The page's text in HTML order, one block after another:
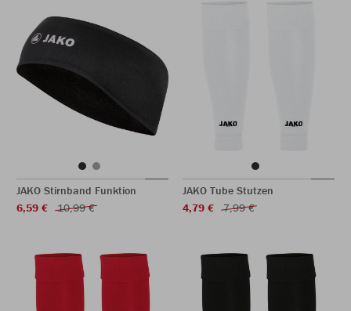
JAKO Stirnband Funktion
6,59 €
10,99 €
JAKO Tube Stutzen
4,79 €
7,99 €